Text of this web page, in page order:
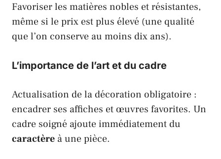
Favoriser les matières nobles et résistantes,
même si le prix est plus élevé (une qualité
que l’on conserve au moins dix ans).
L’importance de l’art et du cadre
Actualisation de la décoration obligatoire :
encadrer ses affiches et œuvres favorites. Un
cadre soigné ajoute immédiatement du
caractère à une pièce.